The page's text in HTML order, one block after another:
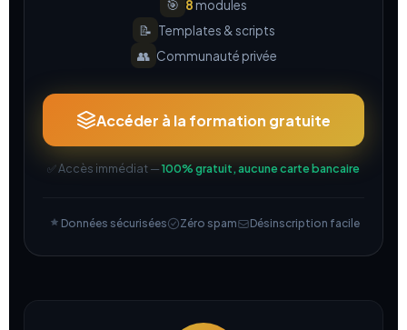
🎯 8 modules
📝 Templates & scripts
👥 Communauté privée
Accéder à la formation gratuite
✅ Accès immédiat —100% gratuit, aucune carte bancaire
Données sécurisées Zéro spam Désinscription facile